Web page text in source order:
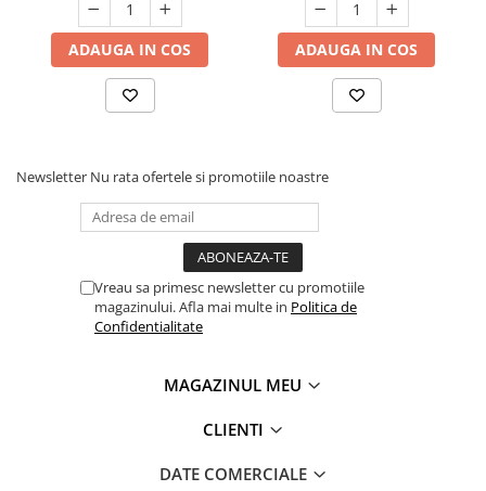
ADAUGA IN COS ADAUGA IN COS
Newsletter Nu rata ofertele si promotiile noastre
Vreau sa primesc newsletter cu promotiile
magazinului. Afla mai multe in Politica de
Confidentialitate
MAGAZINUL MEU
CLIENTI
DATE COMERCIALE